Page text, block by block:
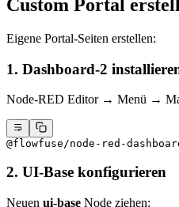
Custom Portal
Eigene Portal-Seiten erstellen:
1. Dashboard-2
Node-RED Editor → Menü →
@flowfuse/node-red-
2. UI-Base konfigurieren
Neuen ui-base Node ziehen: